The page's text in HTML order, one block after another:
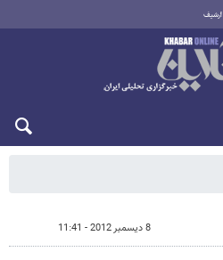
أرشيف
8 ديسمبر 2012 - 11:41